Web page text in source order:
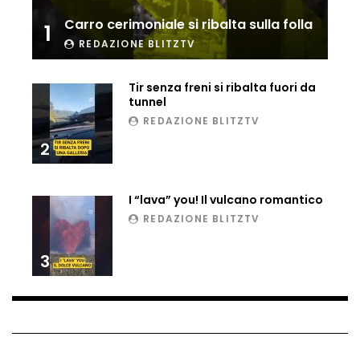
Ucraina, ecco come gli F16 intercettano
i droni russi
Tir bloccato sul passaggio a livello:
treno lo distrugge
Auto fuori controllo in Guatemala,
tragedia a Petén
Russia sotto zero: fiumi congelati e navi
1 Carro cerimoniale si ribalta sulla folla
REDAZIONE BLITZTV
2
Tir senza freni si ribalta fuori da
tunnel
REDAZIONE BLITZTV
3
I “lava” you! Il vulcano romantico
REDAZIONE BLITZTV